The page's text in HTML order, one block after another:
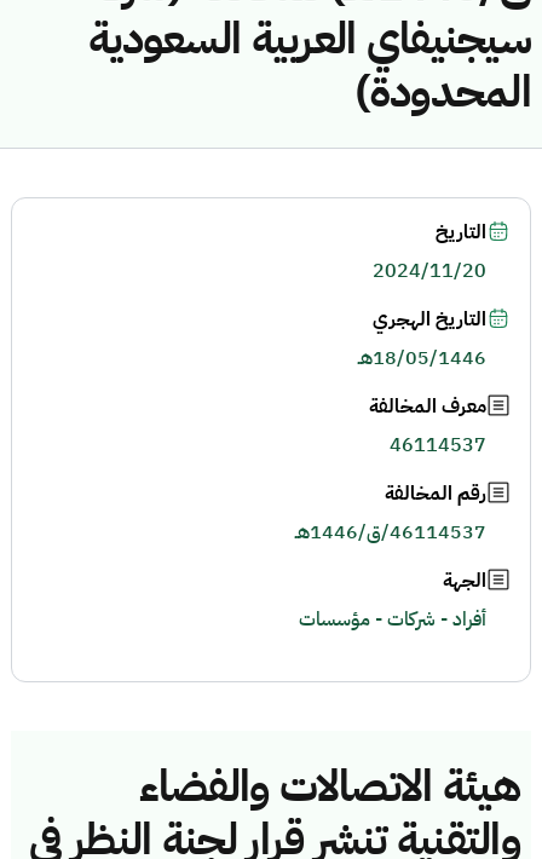
سيجنيفاي العربية السعودية
المحدودة)
هيئة الاتصالات والفضاء
والتقنية تنشر قرار لجنة النظر في
التاريخ
2024/11/20
التاريخ الهجري
18/05/1446هـ
معرف المخالفة
46114537
رقم المخالفة
46114537/ق/1446هـ
الجهة
أفراد - شركات - مؤسسات